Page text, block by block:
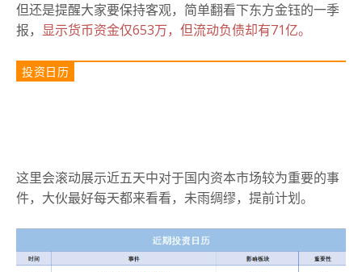
但还是提醒大家要保持客观，简单翻看下东方金钰的一季
报， 显示货币资金仅653万，但流动负债却有71亿。
投资日历
这里会滚动展示近五天中对于国内资本市场较为重要的事
件，大伙最好每天都来看看，未雨绸缪，提前计划。